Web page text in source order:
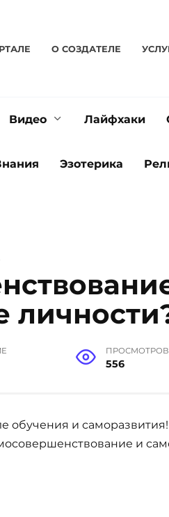
О CОЗДАТЕЛЕ
Видео Лайфхаки
Эзотерика
ПРОСМОТРОВ
556
обучения и
и